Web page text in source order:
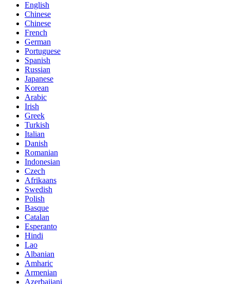
English
Chinese
Chinese
French
German
Portuguese
Spanish
Russian
Japanese
Korean
Arabic
Irish
Greek
Turkish
Italian
Danish
Romanian
Indonesian
Czech
Afrikaans
Swedish
Polish
Basque
Catalan
Esperanto
Hindi
Lao
Albanian
Amharic
Armenian
Azerbaijani